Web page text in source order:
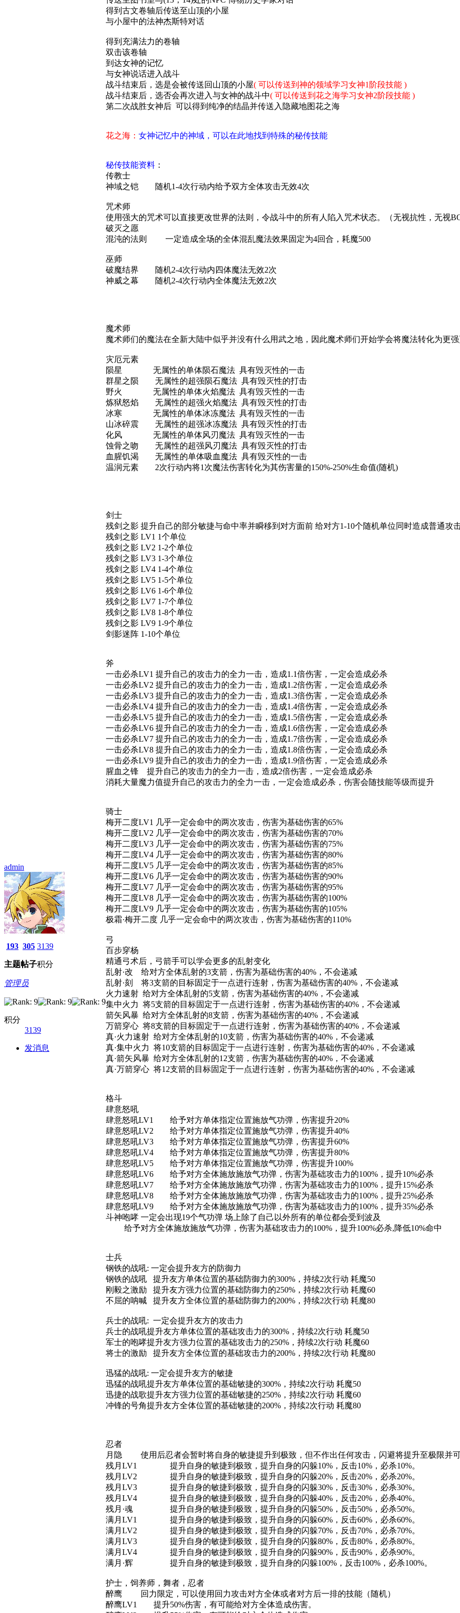
admin
193
主题
305
帖子
3139
积分
管理员
积分
3139
发消息
得到古文卷轴后传送至山顶的小屋
与小屋中的法神杰斯特对话
得到充满法力的卷轴
双击该卷轴
到达女神的记忆
与女神说话进入战斗
战斗结束后，选是会被传送回山顶的小屋( 可以传送到神的领域学习女神1阶段技能 )
战斗结束后，选否会再次进入与女神的战斗中( 可以传送到 花之海学习女神2阶段技能 )
第二次战胜女神后 可以得到纯净的结晶并传送入隐藏地图花之海
花之海： 女神记忆中的神域，可以在此地找到特殊的秘传技能
秘传技能资料 ：
传教士
神域之铠 随机1-4次行动内给予双方全体攻击无效4次
咒术师
使用强大的咒术可以直接更改世界的法则，令战斗中的所有人陷入咒术状态。（无视抗性，无
破灭之愿
混沌的法则 一定造成全场的全体混乱魔法效果固定为4回合，耗魔500
巫师
破魔结界 随机2-4次行动内四体魔法无效2次
神威之幕 随机2-4次行动内全体魔法无效2次
魔术师
魔术师们的魔法在全新大陆中似乎并没有什么用武之地，因此魔术师们开始学会将魔法转化为更强
灾厄元素
陨星 无属性的单体陨石魔法 具有毁灭性的一击
群星之陨 无属性的超强陨石魔法 具有毁灭性的打击
野火 无属性的单体火焰魔法 具有毁灭性的一击
炼狱怒焰 无属性的超强火焰魔法 具有毁灭性的打击
冰寒 无属性的单体冰冻魔法 具有毁灭性的一击
山冰碎震 无属性的超强冰冻魔法 具有毁灭性的打击
化风 无属性的单体风刃魔法 具有毁灭性的一击
蚀骨之吻 无属性的超强风刃魔法 具有毁灭性的打击
血腥饥渴 无属性的单体吸血魔法 具有毁灭性的一击
温润元素 2次行动内将1次魔法伤害转化为其伤害量的150%-250%生命值(随机)
剑士
残剑之影 提升自己的部分敏捷与命中率并瞬移到对方面前 给对方1-10个随机单位同时造成普通
残剑之影 LV1 1个单位
残剑之影 LV2 1-2个单位
残剑之影 LV3 1-3个单位
残剑之影 LV4 1-4个单位
残剑之影 LV5 1-5个单位
残剑之影 LV6 1-6个单位
残剑之影 LV7 1-7个单位
残剑之影 LV8 1-8个单位
残剑之影 LV9 1-9个单位
剑影迷阵 1-10个单位
斧
一击必杀LV1 提升自己的攻击力的全力一击，造成1.1倍伤害，一定会造成必杀
一击必杀LV2 提升自己的攻击力的全力一击，造成1.2倍伤害，一定会造成必杀
一击必杀LV3 提升自己的攻击力的全力一击，造成1.3倍伤害，一定会造成必杀
一击必杀LV4 提升自己的攻击力的全力一击，造成1.4倍伤害，一定会造成必杀
一击必杀LV5 提升自己的攻击力的全力一击，造成1.5倍伤害，一定会造成必杀
一击必杀LV6 提升自己的攻击力的全力一击，造成1.6倍伤害，一定会造成必杀
一击必杀LV7 提升自己的攻击力的全力一击，造成1.7倍伤害，一定会造成必杀
一击必杀LV8 提升自己的攻击力的全力一击，造成1.8倍伤害，一定会造成必杀
一击必杀LV9 提升自己的攻击力的全力一击，造成1.9倍伤害，一定会造成必杀
腥血之锋 提升自己的攻击力的全力一击，造成2倍伤害，一定会造成必杀
消耗大量魔力值提升自己的攻击力的全力一击，一定会造成必杀，伤害会随技能等级而提升
骑士
梅开二度LV1 几乎一定会命中的两次攻击，伤害为基础伤害的65%
梅开二度LV2 几乎一定会命中的两次攻击，伤害为基础伤害的70%
梅开二度LV3 几乎一定会命中的两次攻击，伤害为基础伤害的75%
梅开二度LV4 几乎一定会命中的两次攻击，伤害为基础伤害的80%
梅开二度LV5 几乎一定会命中的两次攻击，伤害为基础伤害的85%
梅开二度LV6 几乎一定会命中的两次攻击，伤害为基础伤害的90%
梅开二度LV7 几乎一定会命中的两次攻击，伤害为基础伤害的95%
梅开二度LV8 几乎一定会命中的两次攻击，伤害为基础伤害的100%
梅开二度LV9 几乎一定会命中的两次攻击，伤害为基础伤害的105%
极霜·梅开二度 几乎一定会命中的两次攻击，伤害为基础伤害的110%
弓
百步穿杨
精通弓术后，弓箭手可以学会更多的乱射变化
乱射·改 给对方全体乱射的3支箭，伤害为基础伤害的40%，不会递减
乱射·刻 将3支箭的目标固定于一点进行连射，伤害为基础伤害的40%，不会递减
火力速射 给对方全体乱射的5支箭，伤害为基础伤害的40%，不会递减
集中火力 将5支箭的目标固定于一点进行连射，伤害为基础伤害的40%，不会递减
箭矢风暴 给对方全体乱射的8支箭，伤害为基础伤害的40%，不会递减
万箭穿心 将8支箭的目标固定于一点进行连射，伤害为基础伤害的40%，不会递减
真·火力速射 给对方全体乱射的10支箭，伤害为基础伤害的40%，不会递减
真·集中火力 将10支箭的目标固定于一点进行连射，伤害为基础伤害的40%，不会递减
真·箭矢风暴 给对方全体乱射的12支箭，伤害为基础伤害的40%，不会递减
真·万箭穿心 将12支箭的目标固定于一点进行连射，伤害为基础伤害的40%，不会递减
格斗
肆意怒吼
肆意怒吼LV1 给予对方单体指定位置施放气功弹，伤害提升20%
肆意怒吼LV2 给予对方单体指定位置施放气功弹，伤害提升40%
肆意怒吼LV3 给予对方单体指定位置施放气功弹，伤害提升60%
肆意怒吼LV4 给予对方单体指定位置施放气功弹，伤害提升80%
肆意怒吼LV5 给予对方单体指定位置施放气功弹，伤害提升100%
肆意怒吼LV6 给予对方全体施放施放气功弹，伤害为基础攻击力的100%，提升10%必杀
肆意怒吼LV7 给予对方全体施放施放气功弹，伤害为基础攻击力的100%，提升15%必杀
肆意怒吼LV8 给予对方全体施放施放气功弹，伤害为基础攻击力的100%，提升25%必杀
肆意怒吼LV9 给予对方全体施放施放气功弹，伤害为基础攻击力的100%，提升35%必杀
斗神咆哮 一定会出现19个气功弹 场上除了自己以外所有的单位都会受到波及
给予对方全体施放施放气功弹，伤害为基础攻击力的100%，提升100%必杀,降低10%命中
士兵
钢铁的战吼: 一定会提升友方的防御力
钢铁的战吼 提升友方单体位置的基础防御力的300%，持续2次行动 耗魔50
刚毅之激励 提升友方强力位置的基础防御力的250%，持续2次行动 耗魔60
不屈的呐喊 提升友方全体位置的基础防御力的200%，持续2次行动 耗魔80
兵士的战吼: 一定会提升友方的攻击力
兵士的战吼提升友方单体位置的基础攻击力的300%，持续2次行动 耗魔50
军士的咆哮提升友方强力位置的基础攻击力的250%，持续2次行动 耗魔60
将士的激励 提升友方全体位置的基础攻击力的200%，持续2次行动 耗魔80
迅猛的战吼: 一定会提升友方的敏捷
迅猛的战吼提升友方单体位置的基础敏捷的300%，持续2次行动 耗魔50
迅捷的战歌提升友方强力位置的基础敏捷的250%，持续2次行动 耗魔60
冲锋的号角提升友方全体位置的基础敏捷的200%，持续2次行动 耗魔80
忍者
月隐 使用后忍者会暂时将自身的敏捷提升到极致，但不作出任何攻击，闪避将提升至极限
残月LV1 提升自身的敏捷到极致，提升自身的闪躲10%，反击10%，必杀10%。
残月LV2 提升自身的敏捷到极致，提升自身的闪躲20%，反击20%，必杀20%。
残月LV3 提升自身的敏捷到极致，提升自身的闪躲30%，反击30%，必杀30%。
残月LV4 提升自身的敏捷到极致，提升自身的闪躲40%，反击20%，必杀40%。
残月·魂 提升自身的敏捷到极致，提升自身的闪躲50%，反击50%，必杀50%。
满月LV1 提升自身的敏捷到极致，提升自身的闪躲60%，反击60%，必杀60%。
满月LV2 提升自身的敏捷到极致，提升自身的闪躲70%，反击70%，必杀70%。
满月LV3 提升自身的敏捷到极致，提升自身的闪躲80%，反击80%，必杀80%。
满月LV4 提升自身的敏捷到极致，提升自身的闪躲90%，反击90%，必杀90%。
满月·辉 提升自身的敏捷到极致，提升自身的闪躲100%，反击100%，必杀100%。
护士，饲养师，舞者，忍者
醉鹰 回力限定，可以使用回力攻击对方全体或者对方后一排的技能（随机）
醉鹰LV1 提升50%伤害，有可能给对方全体造成伤害。